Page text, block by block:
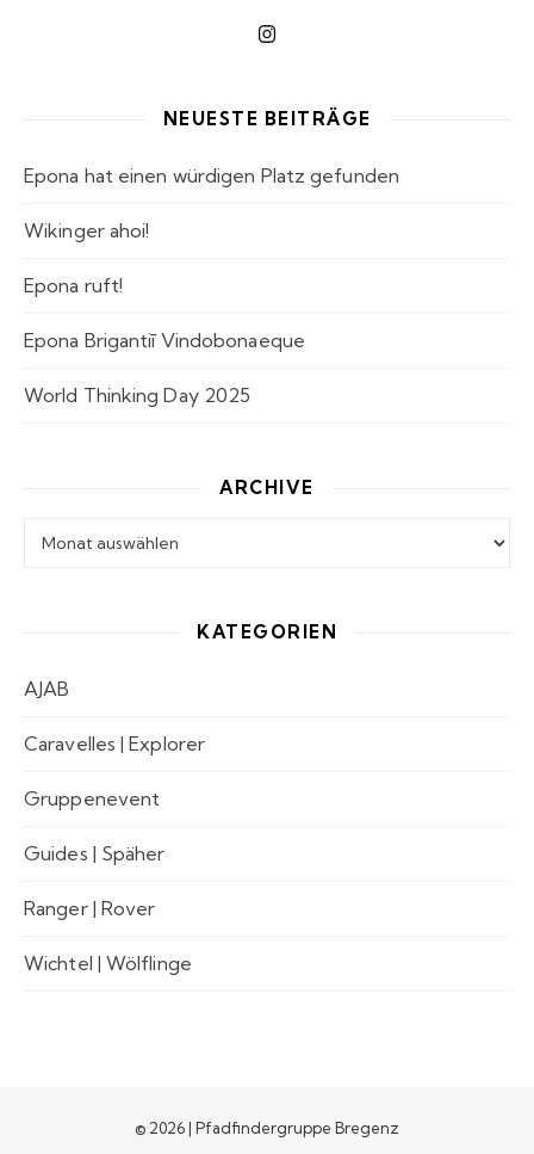
NEUESTE BEITRÄGE
Epona hat einen würdigen Platz gefunden
Wikinger ahoi!
Epona ruft!
Epona Brigantiī Vindobonaeque
World Thinking Day 2025
ARCHIVE
KATEGORIEN
AJAB
Caravelles | Explorer
Gruppenevent
Guides | Späher
Ranger | Rover
Wichtel | Wölflinge
© 2026 | Pfadfindergruppe Bregenz